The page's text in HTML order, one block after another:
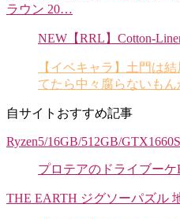
ラウン 20…
NEW【RRL】Cotton-
【イベキャラ】土門は
てたら中々腐らないもん
自サイトおすすめ記事
Ryzen5/16GB/512GB/
プロテアのドライブー
THE EARTH ジグソーパズル